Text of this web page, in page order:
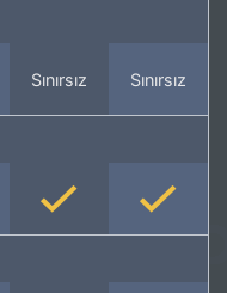
Sınırsız Sınırsız